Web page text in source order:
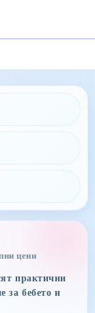
цени
практични
за бебето и